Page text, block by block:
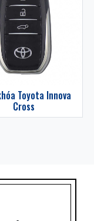
Toyota Innova
Cross